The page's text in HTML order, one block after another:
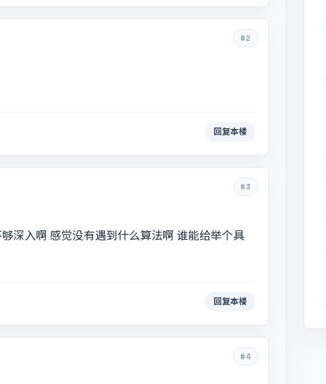
#2
回复本楼
#3
深入啊 感觉没有遇到什么算法啊 谁能给举个具
回复本楼
#4